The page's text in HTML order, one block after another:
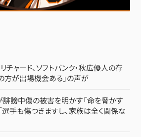
チャード、ソフトバンク・秋広優人の存
が出場機会ある」の声が
謗中傷の被害を明かす「命を脅かす
選手も傷つきますし、家族は全く関係な